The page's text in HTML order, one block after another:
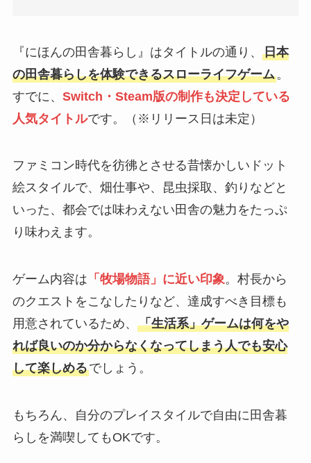
『にほんの田舎暮らし』はタイトルの通り、 日本
の田舎暮らしを体験できるスローライフゲーム。
すでに、 Switch・Steam版の制作も決定している
人気タイトルです。（※リリース日は未定）
ファミコン時代を彷彿とさせる昔懐かしいドット
絵スタイルで、畑仕事や、昆虫採取、釣りなどと
いった、都会では味わえない田舎の魅力をたっぷ
り味わえます。
ゲーム内容は 「牧場物語」に近い印象。村長から
のクエストをこなしたりなど、達成すべき目標も
用意されているため、 「生活系」ゲームは何をや
れば良いのか分からなくなってしまう人でも安心
して楽しめるでしょう。
もちろん、自分のプレイスタイルで自由に田舎暮
らしを満喫してもOKです。